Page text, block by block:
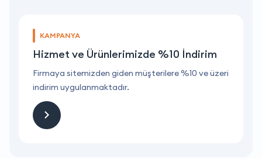
KAMPANYA
Hizmet ve Ürünlerimizde %10 İndirim
Firmaya sitemizden giden müşterilere %10 ve üzeri
indirim uygulanmaktadır.